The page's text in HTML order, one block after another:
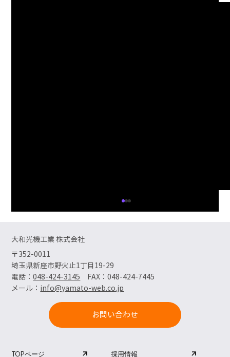
夏季休業のお知らせ
大和光機工業 株式会社
〒352-0011
埼玉県新座市野火止1丁目19-29
電話：048-424-3145 FAX：048-424-7445
​メール： info@yamato-web.co.jp
お問い合わせ
TOPページ 採用情報